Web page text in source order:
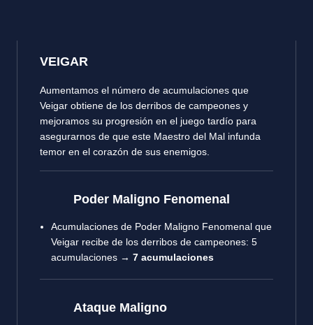
VEIGAR
Aumentamos el número de acumulaciones que
Veigar obtiene de los derribos de campeones y
mejoramos su progresión en el juego tardío para
asegurarnos de que este Maestro del Mal infunda
temor en el corazón de sus enemigos.
Poder Maligno Fenomenal
Acumulaciones de Poder Maligno Fenomenal que
Veigar recibe de los derribos de campeones: 5
acumulaciones → 7 acumulaciones
Ataque Maligno